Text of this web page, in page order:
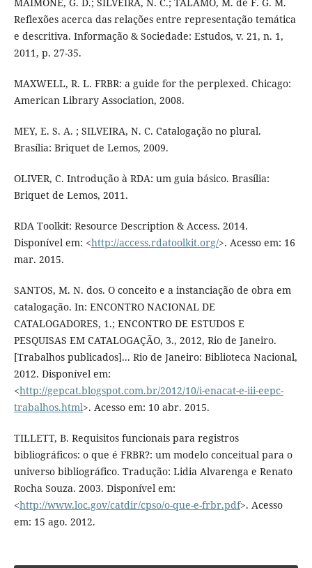
Reflexões acerca das relações entre representação temática
e descritiva. Informação & Sociedade: Estudos, v. 21, n. 1,
2011, p. 27-35.
MAXWELL, R. L. FRBR: a guide for the perplexed. Chicago:
American Library Association, 2008.
MEY, E. S. A. ; SILVEIRA, N. C. Catalogação no plural.
Brasília: Briquet de Lemos, 2009.
OLIVER, C. Introdução à RDA: um guia básico. Brasília:
Briquet de Lemos, 2011.
RDA Toolkit: Resource Description & Access. 2014.
Disponível em: <http://access.rdatoolkit.org/>. Acesso em: 16
mar. 2015.
SANTOS, M. N. dos. O conceito e a instanciação de obra em
catalogação. In: ENCONTRO NACIONAL DE
CATALOGADORES, 1.; ENCONTRO DE ESTUDOS E
PESQUISAS EM CATALOGAÇÃO, 3., 2012, Rio de Janeiro.
[Trabalhos publicados]... Rio de Janeiro: Biblioteca Nacional,
2012. Disponível em:
<http://gepcat.blogspot.com.br/2012/10/i-enacat-e-iii-eepc-
trabalhos.html>. Acesso em: 10 abr. 2015.
TILLETT, B. Requisitos funcionais para registros
bibliográficos: o que é FRBR?: um modelo conceitual para o
universo bibliográfico. Tradução: Lidia Alvarenga e Renato
Rocha Souza. 2003. Disponível em:
<http://www.loc.gov/catdir/cpso/o-que-e-frbr.pdf>. Acesso
em: 15 ago. 2012.